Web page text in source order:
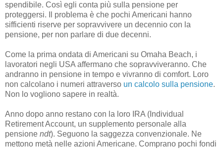
spendibile. Così egli conta più sulla pensione per
proteggersi. Il problema è che pochi Americani hanno
sifficienti riserve per sopravvivere un decennio con la
pensione, per non parlare di due decenni.
Come la prima ondata di Americani su Omaha Beach, i
lavoratori negli USA affermano che sopravviveranno. Che
andranno in pensione in tempo e vivranno di comfort. Loro
non calcolano i numeri attraverso un calcolo sulla pensione.
Non lo vogliono sapere in realtà.
Anno dopo anno restano con la loro IRA (Individual
Retirement Account, un supplemento personale alla
pensione ndt). Seguono la saggezza convenzionale. Ne
mettono metà nelle azioni Americane. Comprano pochi fondi